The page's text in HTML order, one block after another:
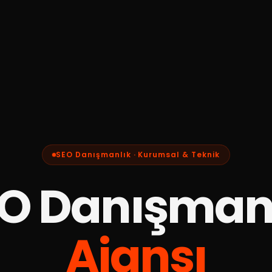
SEO Danışmanlık · Kurumsal & Teknik
Ajansı